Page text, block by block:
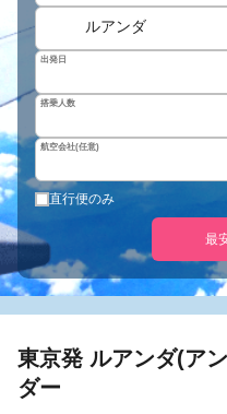
ルアンダ
出発日
搭乗人数
航空会社(任意)
直行便のみ
最
東京発 ルアンダ(ア
ダー